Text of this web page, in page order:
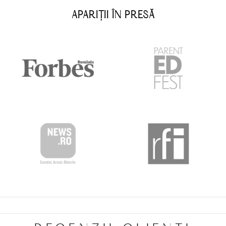
APARIȚII ÎN PRESĂ